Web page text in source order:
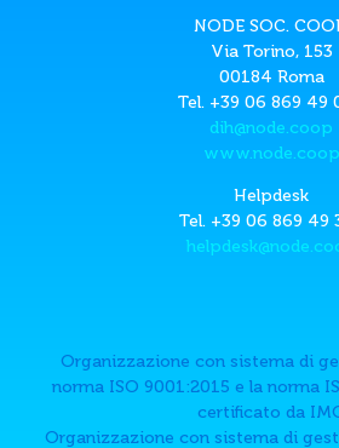
NODE SOC.
Via Torino, 153
00184 Roma
Tel. +39 06 869 49
dih@node.coop
www.node.coop
Helpdesk
Tel. +39 06 869 49
Organizzazione con sistema di
norma ISO 9001:2015 e la norma
certificato da
Organizzazione con sistema di